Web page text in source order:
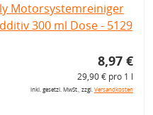
Motorsystemreiniger
300 ml Dose - 5129
8,97 €
29,90 € pro 1 l
inkl. gesetzl. MwSt., zzgl.Versandkosten